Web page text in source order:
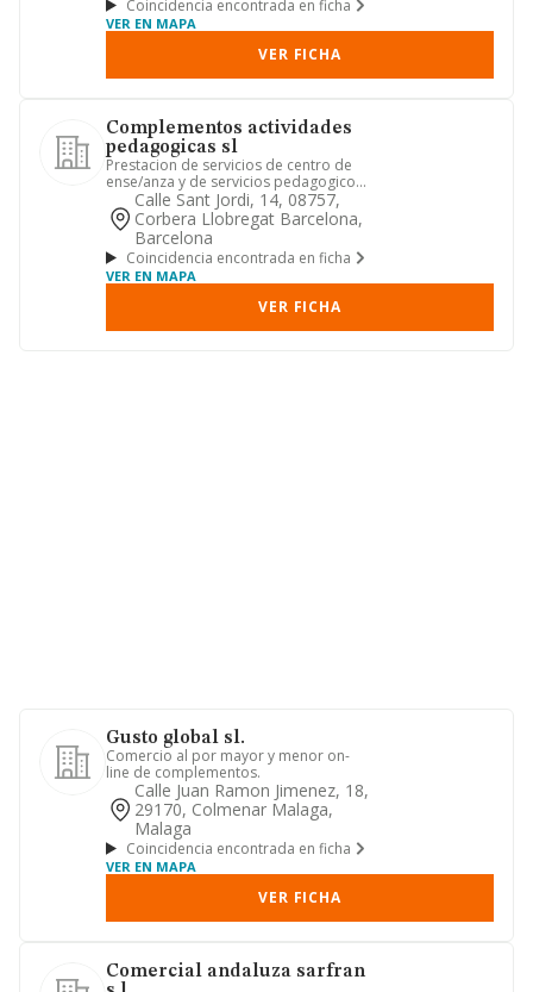
Coincidencia encontrada en ficha
VER EN MAPA
VER FICHA
Complementos actividades
pedagogicas sl
Prestacion de servicios de centro de
ense/anza y de servicios pedagogicos
de todo tipo y sus comple...
Calle Sant Jordi, 14, 08757,
Corbera Llobregat Barcelona,
Barcelona
Coincidencia encontrada en ficha
VER EN MAPA
VER FICHA
Gusto global sl.
Comercio al por mayor y menor on-
line de complementos.
Calle Juan Ramon Jimenez, 18,
29170, Colmenar Malaga,
Malaga
Coincidencia encontrada en ficha
VER EN MAPA
VER FICHA
Comercial andaluza sarfran